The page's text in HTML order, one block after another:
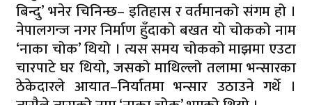
बिन्दु’ भनेर चिनिन्छ– इतिहास र वर्तमानको संगम हो ।
नेपालगन्ज नगर निर्माण हुँदाको बखत यो चोकको नाम
‘नाका चोक’ थियो । त्यस समय चोकको माझमा एउटा
चारपाटे घर थियो, जसको माथिल्लो तलामा भन्सारका
ठेकेदारले आयात–निर्यातमा भन्सार उठाउने गर्थे ।